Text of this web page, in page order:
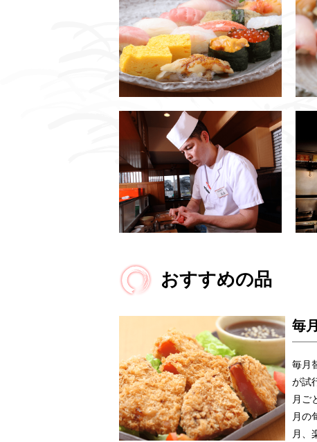
おすすめの品
毎
毎月
が試
月ご
月の
月、